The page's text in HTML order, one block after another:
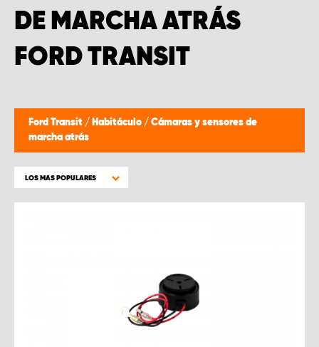
DE MARCHA ATRÁS
FORD TRANSIT
Ford Transit / Habitáculo / Cámaras y sensores de
marcha atrás
LOS MAS POPULARES